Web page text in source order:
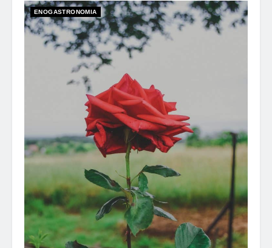
ENOGASTRONOMIA